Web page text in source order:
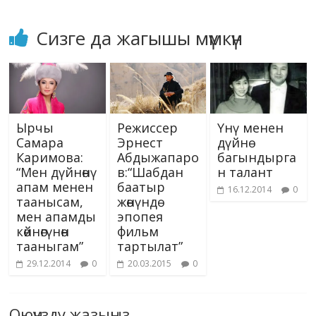
Сизге да жагышы мүмкүн
Ырчы
Самара
Каримова:
“Мен дүйнөнү
апам менен
таанысам,
мен апамды
көйнөгүнөн
тааныгам”
29.12.2014 0
Режиссер
Эрнест
Абдыжапаро
в:“Шабдан
баатыр
жөнүндө
эпопея
фильм
тартылат”
20.03.2015 0
Үнү менен
дүйнө
багындырга
н талант
16.12.2014 0